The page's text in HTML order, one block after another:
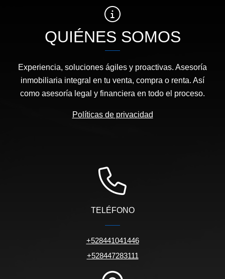
QUIÉNES SOMOS
Experiencia, soluciones ágiles y proactivas. Asesoría
inmobiliaria integral en tu venta, compra o renta. Así
como asesoría legal y financiera en todo el proceso.
Políticas de privacidad
TELÉFONO
+528441041446
+528447283111